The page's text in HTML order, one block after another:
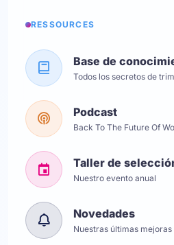
RESSOURCES
Base de
Todos los secretos de
Podcast
Back To The Future Of
Taller de
Nuestro evento anual
Novedades
Nuestras últimas mejoras